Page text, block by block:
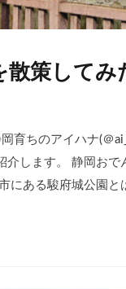
散策して
育ちのアイハナ(＠
介します。 静岡お
にある駿府城公園